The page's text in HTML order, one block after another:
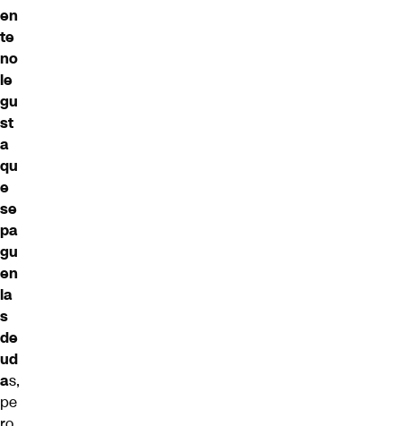
en
te
no
le
gu
st
a
qu
e
se
pa
gu
en
la
s
de
ud
as,
pe